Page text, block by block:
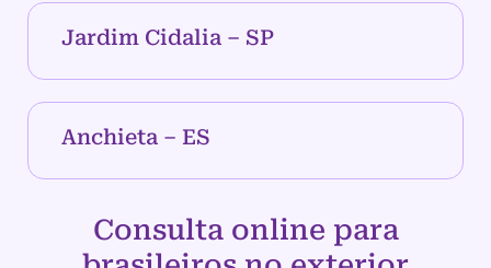
Jardim Cidalia – SP
Anchieta – ES
Consulta online para